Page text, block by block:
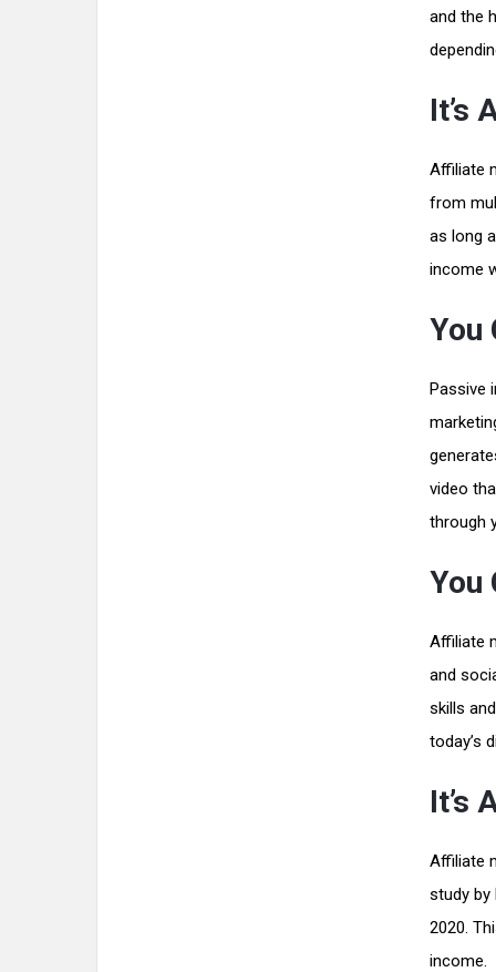
and the
It’s
Affiliate
from
as long
income
You
Passive
video
through
You
Affiliate
and
skills
today’s
It’s
Affiliate
study by
2020.
income.